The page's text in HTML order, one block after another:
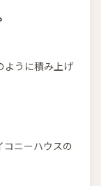
ように積み上げ
コニーハウスの